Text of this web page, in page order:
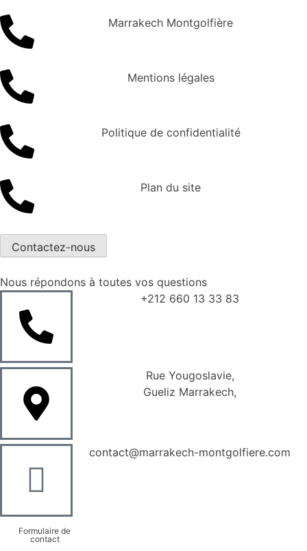
Marrakech Montgolfière
Mentions légales
Politique de confidentialité
Plan du site
Contactez-nous
Nous répondons à toutes vos questions
+212 660 13 33 83
Rue Yougoslavie,
Gueliz Marrakech,
contact@marrakech-montgolfiere.com
Formulaire de
contact